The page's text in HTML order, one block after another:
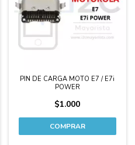
PIN DE CARGA MOTO E7 / E7i
POWER
$1.000